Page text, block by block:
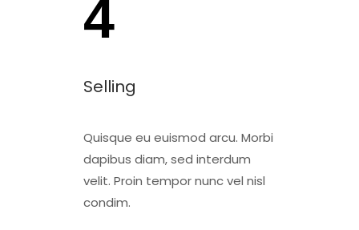
4
Selling
Quisque eu euismod arcu. Morbi
dapibus diam, sed interdum
velit. Proin tempor nunc vel nisl
condim.